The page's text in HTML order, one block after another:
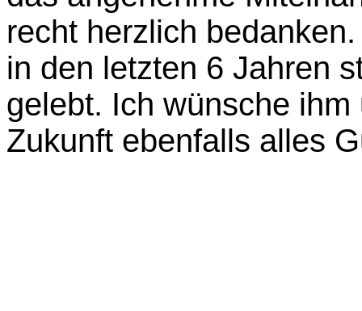
recht herzlich
in den letzten 6 Jahren
gelebt. Ich wünsche
Zukunft ebenfalls alles